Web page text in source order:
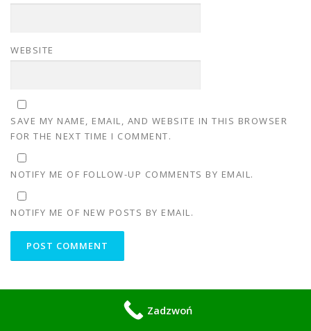
WEBSITE
SAVE MY NAME, EMAIL, AND WEBSITE IN THIS BROWSER
FOR THE NEXT TIME I COMMENT.
NOTIFY ME OF FOLLOW-UP COMMENTS BY EMAIL.
NOTIFY ME OF NEW POSTS BY EMAIL.
1. Usługi awaryjne 24/7
Zadzwoń